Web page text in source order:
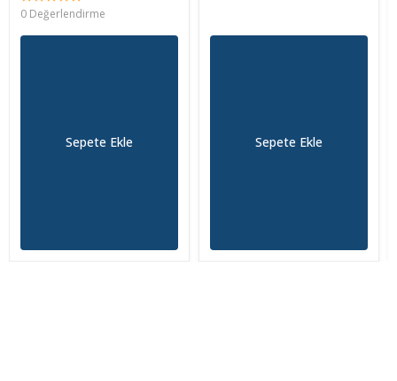
0 Değerlendirme
Sepete Ekle Sepete Ekle